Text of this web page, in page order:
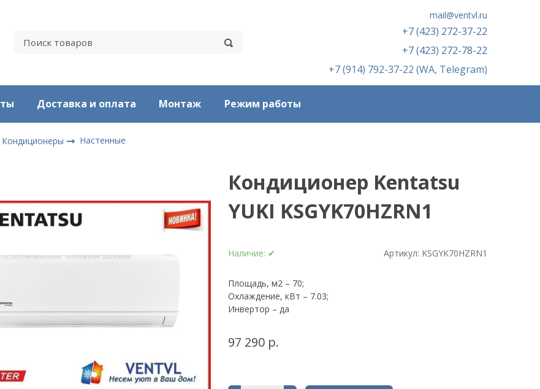
mail@ventvl.ru
+7 (423) 272-37-22
+7 (423) 272-78-22
+7 (914) 792-37-22 (WA, Telegram)
Доставка и оплата Монтаж Режим работы
Кондиционеры Настенные
Кондиционер Kentatsu
YUKI KSGYK70HZRN1
Наличие: ✔ Артикул: KSGYK70HZRN1
Площадь, м2 – 70;
Охлаждение, кВт – 7.03;
Инвертор – да
97 290 р.